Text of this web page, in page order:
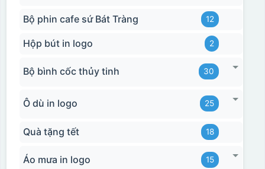
Bộ phin cafe sứ Bát Tràng 12
Hộp bút in logo 2
Bộ bình cốc thủy tinh 30
Ô dù in logo 25
Quà tặng tết 18
Áo mưa in logo 15